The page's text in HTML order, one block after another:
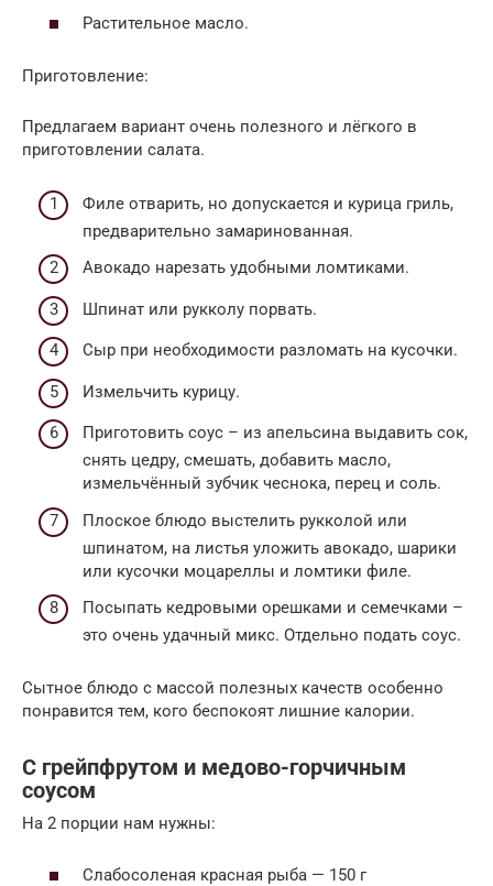
Растительное масло.
Приготовление:
Предлагаем вариант очень полезного и лёгкого в
приготовлении салата.
Филе отварить, но допускается и курица гриль,
предварительно замаринованная.
Авокадо нарезать удобными ломтиками.
Шпинат или рукколу порвать.
Сыр при необходимости разломать на кусочки.
Измельчить курицу.
Приготовить соус – из апельсина выдавить сок,
снять цедру, смешать, добавить масло,
измельчённый зубчик чеснока, перец и соль.
Плоское блюдо выстелить рукколой или
шпинатом, на листья уложить авокадо, шарики
или кусочки моцареллы и ломтики филе.
Посыпать кедровыми орешками и семечками –
это очень удачный микс. Отдельно подать соус.
Сытное блюдо с массой полезных качеств особенно
понравится тем, кого беспокоят лишние калории.
С грейпфрутом и медово-горчичным
соусом
На 2 порции нам нужны:
Слабосоленая красная рыба — 150 г